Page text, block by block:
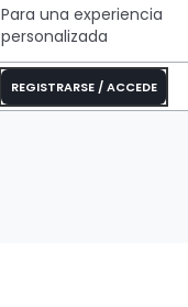
Para una experiencia
personalizada
REGISTRARSE / ACCEDE